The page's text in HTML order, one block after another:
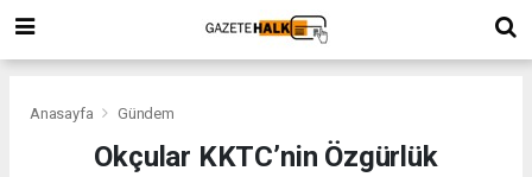
Anasayfa Gündem
Okçular KKTC’nin Özgürlük